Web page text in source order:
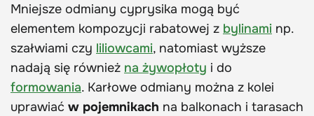
Mniejsze odmiany cyprysika mogą być
elementem kompozycji rabatowej z bylinami np.
szałwiami czy liliowcami, natomiast wyższe
nadają się również na żywopłoty i do
formowania. Karłowe odmiany można z kolei
uprawiać w pojemnikach na balkonach i tarasach